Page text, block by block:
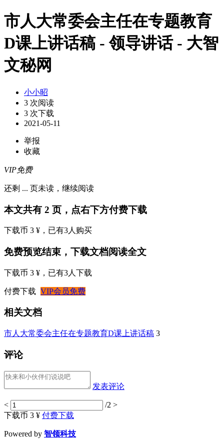
市人大常委会主任在专题教育
D课上讲话稿 - 领导讲话 - 大智
文秘网
小小昭
3 次阅读
3 次下载
2021-05-11
举报
收藏
VIP免费
还剩 ... 页未读， 继续阅读
本文共有 2 页，点右下方付费下载
下载币 3 ¥ ，已有3人购买
免费预览结束，下载文档阅读全文
下载币 3 ¥ ，已有3人下载
付费下载 VIP会员免费
相关文档
市人大常委会主任在专题教育D课上讲话稿 3
评论
发表评论
< /2 >
下载币 3 ¥ 付费下载
Powered by 智领科技